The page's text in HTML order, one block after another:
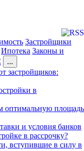
Застройщики
Ипотека Законы и
...
застройщиков:
в
оптимальную площадь
и условия банков
в рассрочку?
вступившие в силу в